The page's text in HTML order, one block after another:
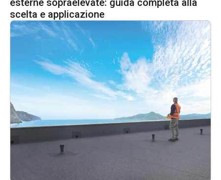
esterne sopraelevate: guida completa alla
scelta e applicazione